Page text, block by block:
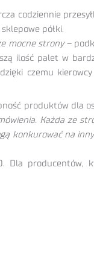
codziennie
półki.
mocne strony–
ilość palet w
czemu
produktów dla
Każda ze
konkurować na
Dla producentów,